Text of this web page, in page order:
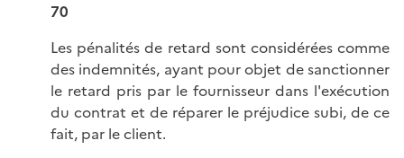
70
Les pénalités de retard sont considérées comme
des indemnités, ayant pour objet de sanctionner
le retard pris par le fournisseur dans l'exécution
du contrat et de réparer le préjudice subi, de ce
fait, par le client.